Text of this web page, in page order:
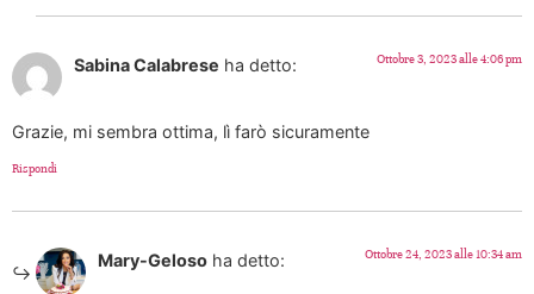
Sabina Calabrese ha detto: Ottobre 3, 2023 alle 4:06 pm
Grazie, mi sembra ottima, lì farò sicuramente
Rispondi
Mary-Geloso ha detto: Ottobre 24, 2023 alle 10:34 am